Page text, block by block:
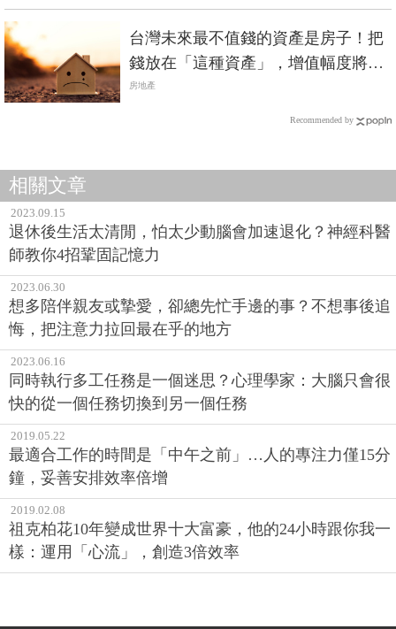
台灣未來最不值錢的資產是房子！把
錢放在「這種資產」，增值幅度將是
房子的1.5倍
房地產
Recommended by
相關文章
2023.09.15
退休後生活太清閒，怕太少動腦會加速退化？神經科醫
師教你4招鞏固記憶力
2023.06.30
想多陪伴親友或摯愛，卻總先忙手邊的事？不想事後追
悔，把注意力拉回最在乎的地方
2023.06.16
同時執行多工任務是一個迷思？心理學家：大腦只會很
快的從一個任務切換到另一個任務
2019.05.22
最適合工作的時間是「中午之前」…人的專注力僅15分
鐘，妥善安排效率倍增
2019.02.08
祖克柏花10年變成世界十大富豪，他的24小時跟你我一
樣：運用「心流」，創造3倍效率